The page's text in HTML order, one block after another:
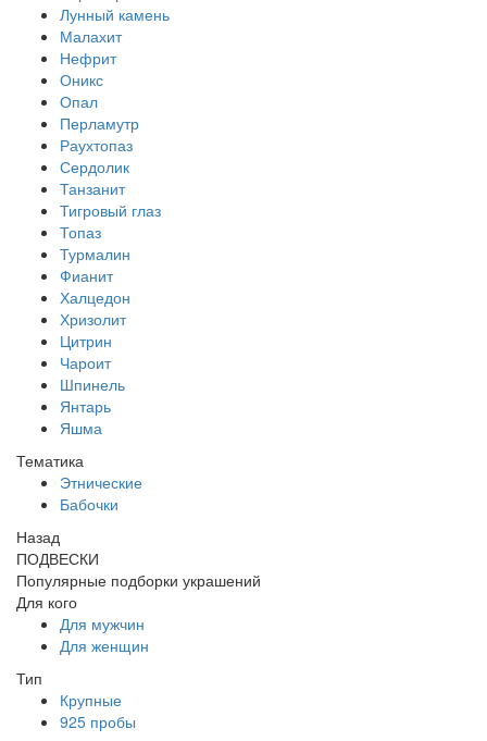
Лунный камень
Малахит
Нефрит
Оникс
Опал
Перламутр
Раухтопаз
Сердолик
Танзанит
Тигровый глаз
Топаз
Турмалин
Фианит
Халцедон
Хризолит
Цитрин
Чароит
Шпинель
Янтарь
Яшма
Тематика
Этнические
Бабочки
Назад
ПОДВЕСКИ
Популярные подборки украшений
Для кого
Для мужчин
Для женщин
Тип
Крупные
925 пробы